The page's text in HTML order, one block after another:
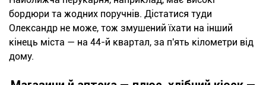
бордюри та жодних поручнів. Дістатися туди
Олександр не може, тож змушений їхати на інший
кінець міста — на 44-й квартал, за п'ять кілометри від
дому.